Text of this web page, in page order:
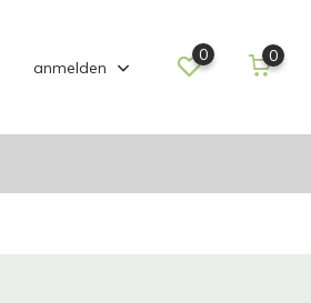
anmelden
0 0